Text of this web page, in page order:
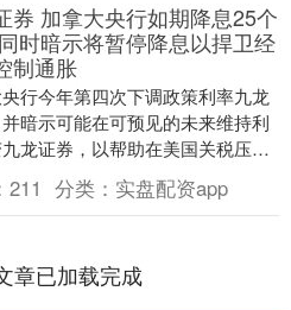
券 加拿大央行如期降息25个
时暗示将暂停降息以捍卫经
制通胀
行今年第四次下调政策利率九龙
暗示可能在可预见的未来维持利
龙证券，以帮助在美国关税压力
挣扎的加拿大经济。 加拿大央行行
姆警告....
211 分类： 实盘配资app
章已加载完成